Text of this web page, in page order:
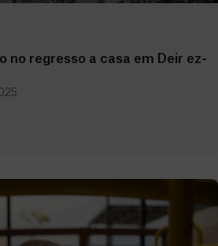
no regresso a casa em Deir ez-